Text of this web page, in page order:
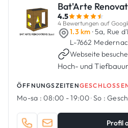
Einloggen
Bat'Arte
4.5
4 Bewertungen auf
1.3 km · 5a, Rue
L-7662
Webseite
Hoch- und
ÖFFNUNGSZEITEN
Mo-sa : 08:00 - 19:00·So :
Profil